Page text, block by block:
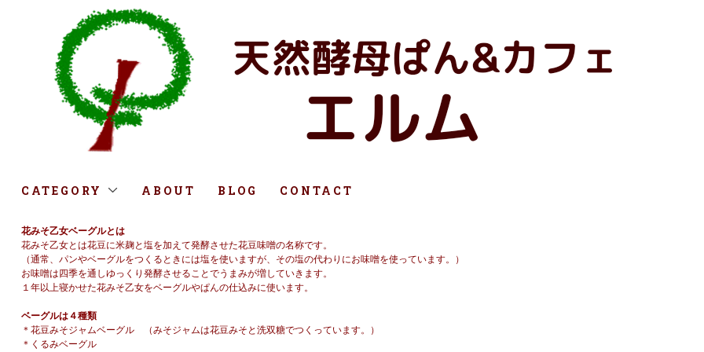
CATEGORY ABOUT BLOG CONTACT
花みそ乙女ベーグルとは
花みそ乙女とは花豆に米麹と塩を加えて発酵させた花豆味噌の名称です。
（通常、パンやベーグルをつくるときには塩を使いますが、その塩の代わりにお味噌を使っています。）
お味噌は四季を通しゆっくり発酵させることでうまみが増していきます。
１年以上寝かせた花みそ乙女をベーグルやぱんの仕込みに使います。
ベーグルは４種類
＊花豆みそジャムベーグル （みそジャムは花豆みそと洗双糖でつくっています。）
＊くるみベーグル